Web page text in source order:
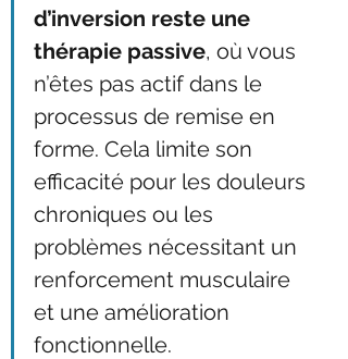
d’inversion reste une
thérapie passive, où vous
n’êtes pas actif dans le
processus de remise en
forme. Cela limite son
efficacité pour les douleurs
chroniques ou les
problèmes nécessitant un
renforcement musculaire
et une amélioration
fonctionnelle.